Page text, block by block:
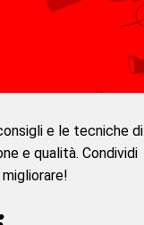
e le tecniche di
e qualità. Condividi